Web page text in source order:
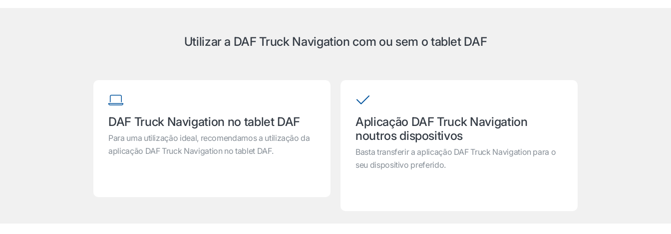
Utilizar a DAF Truck Navigation com ou sem o tablet DAF
DAF Truck Navigation no tablet DAF
Para uma utilização ideal, recomendamos a utilização da
aplicação DAF Truck Navigation no tablet DAF.
Aplicação DAF Truck Navigation
noutros dispositivos
Basta transferir a aplicação DAF Truck Navigation para o
seu dispositivo preferido.